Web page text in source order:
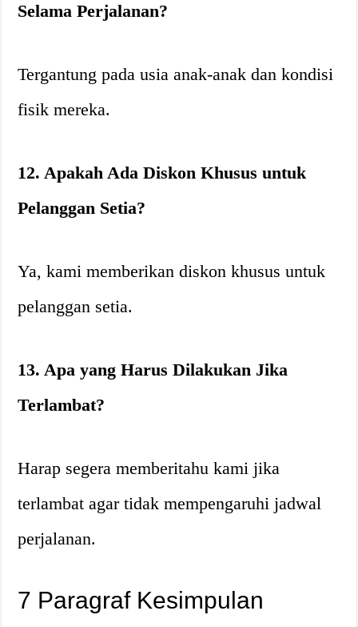
Selama Perjalanan?
Tergantung pada usia anak-anak dan kondisi
fisik mereka.
12. Apakah Ada Diskon Khusus untuk
Pelanggan Setia?
Ya, kami memberikan diskon khusus untuk
pelanggan setia.
13. Apa yang Harus Dilakukan Jika
Terlambat?
Harap segera memberitahu kami jika
terlambat agar tidak mempengaruhi jadwal
perjalanan.
7 Paragraf Kesimpulan